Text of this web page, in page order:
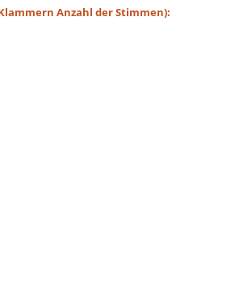
Anzahl der Stimmen):